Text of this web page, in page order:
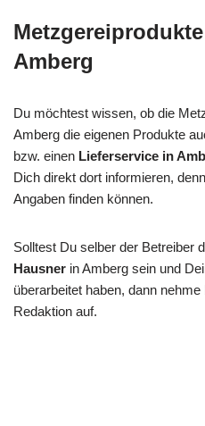
Amberg
Du möchtest wissen, ob die
Amberg die eigenen Produkte
bzw. einen Lieferservice in
Dich direkt dort informieren,
Angaben finden können.
Solltest Du selber der Betreiber
Hausner in Amberg sein und
überarbeitet haben, dann
Redaktion auf.